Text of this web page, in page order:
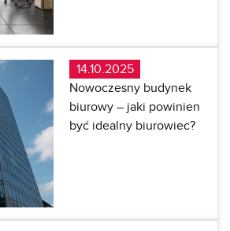
14.10.2025
Nowoczesny budynek
biurowy – jaki powinien
być idealny biurowiec?